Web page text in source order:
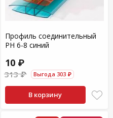
Профиль соединительный
PH 6-8 синий
10 ₽
313 ₽ Выгода 303 ₽
В корзину